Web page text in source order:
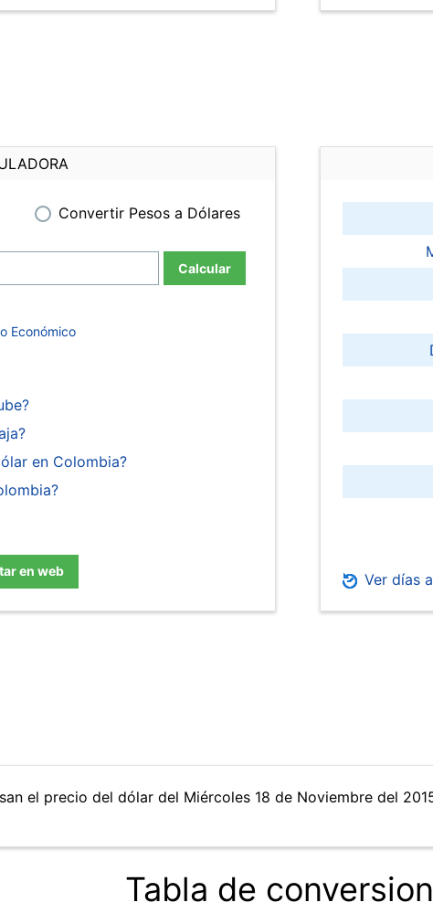
Convertir Pesos a Dólares
Calcular
Económico
en Colombia?
en web Ver días
el precio del dólar del Miércoles 18 de Noviembre del
Tabla de